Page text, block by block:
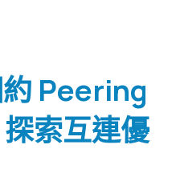
威脅
務
Peering
索互連優